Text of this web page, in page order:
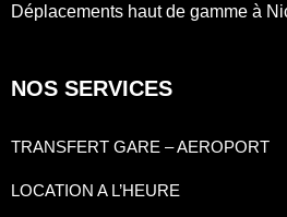
Déplacements haut de gamme à
NOS SERVICES
TRANSFERT GARE – AEROPORT
LOCATION A L’HEURE